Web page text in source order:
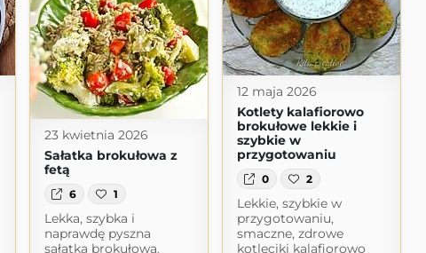
12 maja 2026
Kotlety kalafiorowo
brokułowe lekkie i
szybkie w
przygotowaniu
0 2
Lekkie, szybkie w
przygotowaniu,
smaczne, zdrowe
kotleciki kalafiorowo
23 kwietnia 2026
Sałatka brokułowa z
fetą
6 1
Lekka, szybka i
naprawdę pyszna
sałatka brokułowa.